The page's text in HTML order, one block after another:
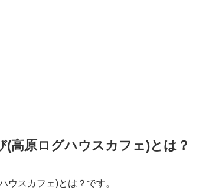
(高原ログハウスカフェ)とは？
ウスカフェ)とは？です。